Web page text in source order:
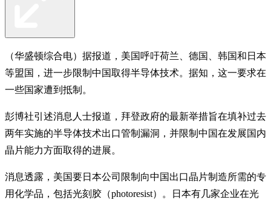
（华盛顿综合电）据报道，美国呼吁荷兰、德国、韩国和日本
等盟国，进一步限制中国取得半导体技术。据知，这一要求在
一些国家遭到抵制。
彭博社引述消息人士报道，拜登政府的最新举措旨在填补过去
两年实施的半导体技术出口管制漏洞，并限制中国在发展国内
晶片能力方面取得的进展。
消息透露，美国要日本公司限制向中国出口晶片制造所需的专
用化学品，包括光刻胶（photoresist）。日本有几家企业在光